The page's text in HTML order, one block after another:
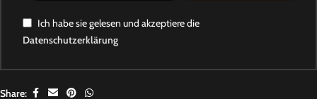
Ich habe sie gelesen und akzeptiere die
Datenschutzerklärung
Share: